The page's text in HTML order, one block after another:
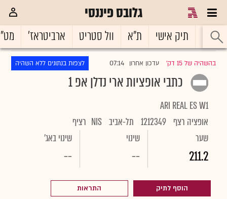
גלובס פיננסי
ראשי תיק אישי ת"א וול סטריט ארביטראז'
בהשהיה של 15 דק' |עדכון אחרון 07:14 לצפות בנתונים ללא השהיה
כתבי אופציות ארי נדלן אפ 1
ARI REAL ES W1
אופציה רצף 1212349 תל-אביב NIS רציף
שער
211.2
שינוי
--
שינוי באג'
--
הוסף לתיק התראות